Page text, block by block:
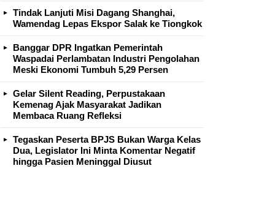
Tindak Lanjuti Misi Dagang Shanghai,
Wamendag Lepas Ekspor Salak ke Tiongkok
Banggar DPR Ingatkan Pemerintah
Waspadai Perlambatan Industri Pengolahan
Meski Ekonomi Tumbuh 5,29 Persen
Gelar Silent Reading, Perpustakaan
Kemenag Ajak Masyarakat Jadikan
Membaca Ruang Refleksi
Tegaskan Peserta BPJS Bukan Warga Kelas
Dua, Legislator Ini Minta Komentar Negatif
hingga Pasien Meninggal Diusut